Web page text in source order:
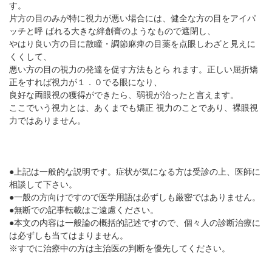
す。
片方の目のみが特に視力が悪い場合には、健全な方の目をアイパ
ッチと呼 ばれる大きな絆創膏のようなもので遮閉し、
やはり良い方の目に散瞳・調節麻痺の目薬を点眼しわざと見えに
くくして、
悪い方の目の視力の発達を促す方法もとら れます。正しい屈折矯
正をすれば視力が１．０でる眼になり、
良好な両眼視の獲得ができたら、弱視が治ったと言えます。
ここでいう視力とは、あくまでも矯正 視力のことであり、裸眼視
力ではありません。
●上記は一般的な説明です。症状が気になる方は受診の上、医師に
相談して下さい。
●一般の方向けですので医学用語は必ずしも厳密ではありません。
●無断での記事転載はご遠慮ください。
●本文の内容は一般論の概括的記述ですので、個々人の診断治療に
は必ずしも当てはまりません。
※すでに治療中の方は主治医の判断を優先してください。